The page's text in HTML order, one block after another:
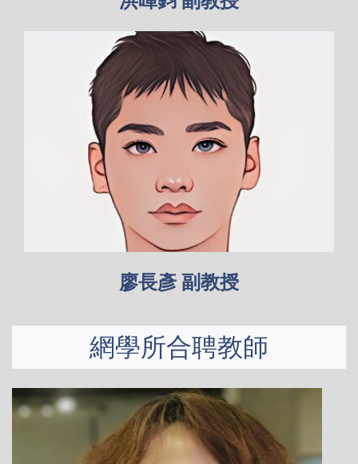
廖長彥 副教授
網學所合聘教師